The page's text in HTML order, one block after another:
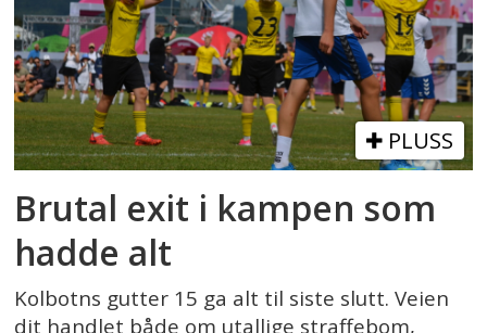
PLUSS
Brutal exit i kampen som
hadde alt
Kolbotns gutter 15 ga alt til siste slutt. Veien
dit handlet både om utallige straffebom,